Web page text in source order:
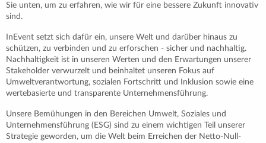
Sie unten, um zu erfahren, wie wir für eine bessere Zukunft innovativ
sind.
InEvent setzt sich dafür ein, unsere Welt und darüber hinaus zu
schützen, zu verbinden und zu erforschen - sicher und nachhaltig.
Nachhaltigkeit ist in unseren Werten und den Erwartungen unserer
Stakeholder verwurzelt und beinhaltet unseren Fokus auf
Umweltverantwortung, sozialen Fortschritt und Inklusion sowie eine
wertebasierte und transparente Unternehmensführung.
Unsere Bemühungen in den Bereichen Umwelt, Soziales und
Unternehmensführung (ESG) sind zu einem wichtigen Teil unserer
Strategie geworden, um die Welt beim Erreichen der Netto-Null-